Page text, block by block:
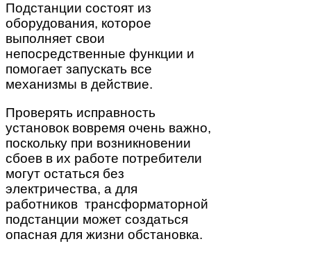
Подстанции состоят из
оборудования, которое
выполняет свои
непосредственные функции и
помогает запускать все
механизмы в действие.
Проверять исправность
установок вовремя очень важно,
поскольку при возникновении
сбоев в их работе потребители
могут остаться без
электричества, а для
работников трансформаторной
подстанции может создаться
опасная для жизни обстановка.